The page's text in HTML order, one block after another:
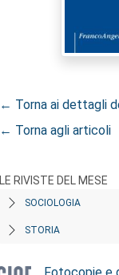
← Torna ai dettagli
← Torna agli articoli
LE RIVISTE DEL MESE
SOCIOLOGIA
STORIA